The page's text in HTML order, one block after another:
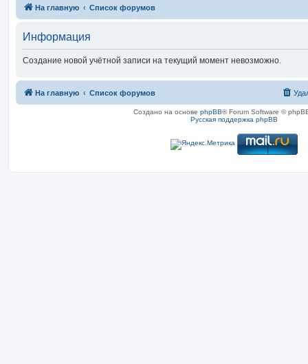
На главную Список форумов
Информация
Создание новой учётной записи на текущий момент невозможно.
На главную Список форумов
Создано на основе phpBB® Forum Software ©
Русская поддержка phpBB